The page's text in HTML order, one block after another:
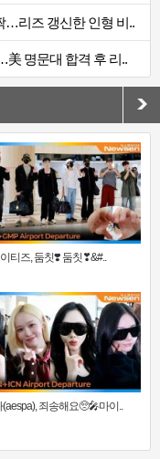
…리즈 갱신한 인형 비..
美 명문대 합격 후 리..
티즈, 둠칫❣️ 둠칫❣&#..
죄송해요🥺🎤마이..